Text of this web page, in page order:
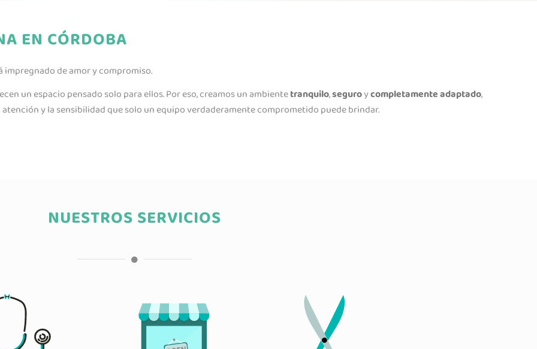
EN CÓRDOBA
impregnado de amor y compromiso.
un espacio pensado solo para ellos. Por eso, creamos un ambientetranquilo,seguroycompletamente adaptado,
y la sensibilidad que solo un equipo verdaderamente comprometido puede brindar.
NUESTROS SERVICIOS